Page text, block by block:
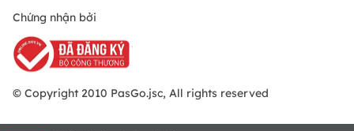
Chứng nhận bởi
© Copyright 2010 PasGo.jsc, All rights reserved